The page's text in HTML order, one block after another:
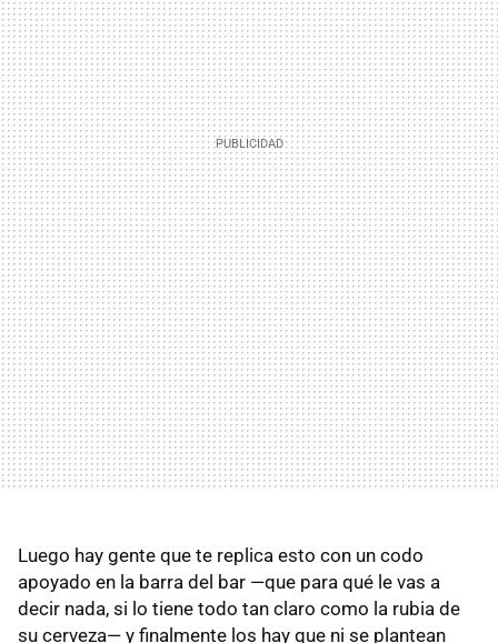
Luego hay gente que te replica esto con un codo
apoyado en la barra del bar —que para qué le vas a
decir nada, si lo tiene todo tan claro como la rubia de
su cerveza— y finalmente los hay que ni se plantean